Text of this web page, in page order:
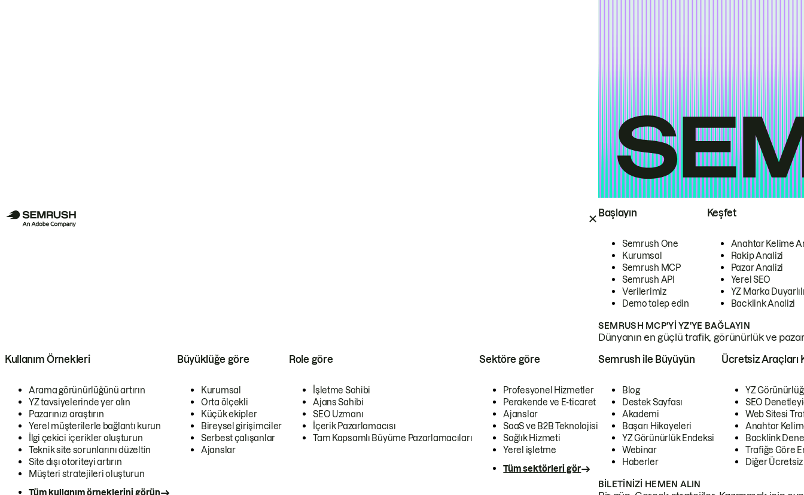
Başlayın
Semrush One
Kurumsal
Semrush MCP
Semrush API
Verilerimiz
Demo talep edin
Keşfet
Anahtar Kelime
Rakip Analizi
Pazar Analizi
Yerel SEO
YZ Marka
Backlink Analizi
SEMRUSH MCP'YI YZ'YE BAĞLAYIN
Dünyanın en güçlü trafik, görünürlük ve
Kullanım Örnekleri
Arama görünürlüğünü artırın
YZ tavsiyelerinde yer alın
Pazarınızı araştırın
Yerel müşterilerle bağlantı kurun
İlgi çekici içerikler oluşturun
Teknik site sorunlarını düzeltin
Site dışı otoriteyi artırın
Müşteri stratejileri oluşturun
Tüm kullanım örneklerini görün
Büyüklüğe göre
Kurumsal
Orta ölçekli
Küçük ekipler
Bireysel girişimciler
Serbest çalışanlar
Ajanslar
Role göre
İşletme Sahibi
Ajans Sahibi
SEO Uzmanı
İçerik Pazarlamacısı
Tam Kapsamlı Büyüme Pazarlamacıları
Sektöre göre
Profesyonel Hizmetler
Perakende ve E-ticaret
Ajanslar
SaaS ve B2B Teknolojisi
Sağlık Hizmeti
Yerel işletme
Tüm sektörleri gör
Semrush ile Büyüyün
Blog
Destek Sayfası
Akademi
Başarı Hikayeleri
YZ Görünürlük Endeksi
Webinar
Haberler
Ücretsiz Araçları
YZ
SEO
Web Sitesi
Anahtar
Backlink
Trafiğe Göre
Diğer
BILETINIZI HEMEN ALIN